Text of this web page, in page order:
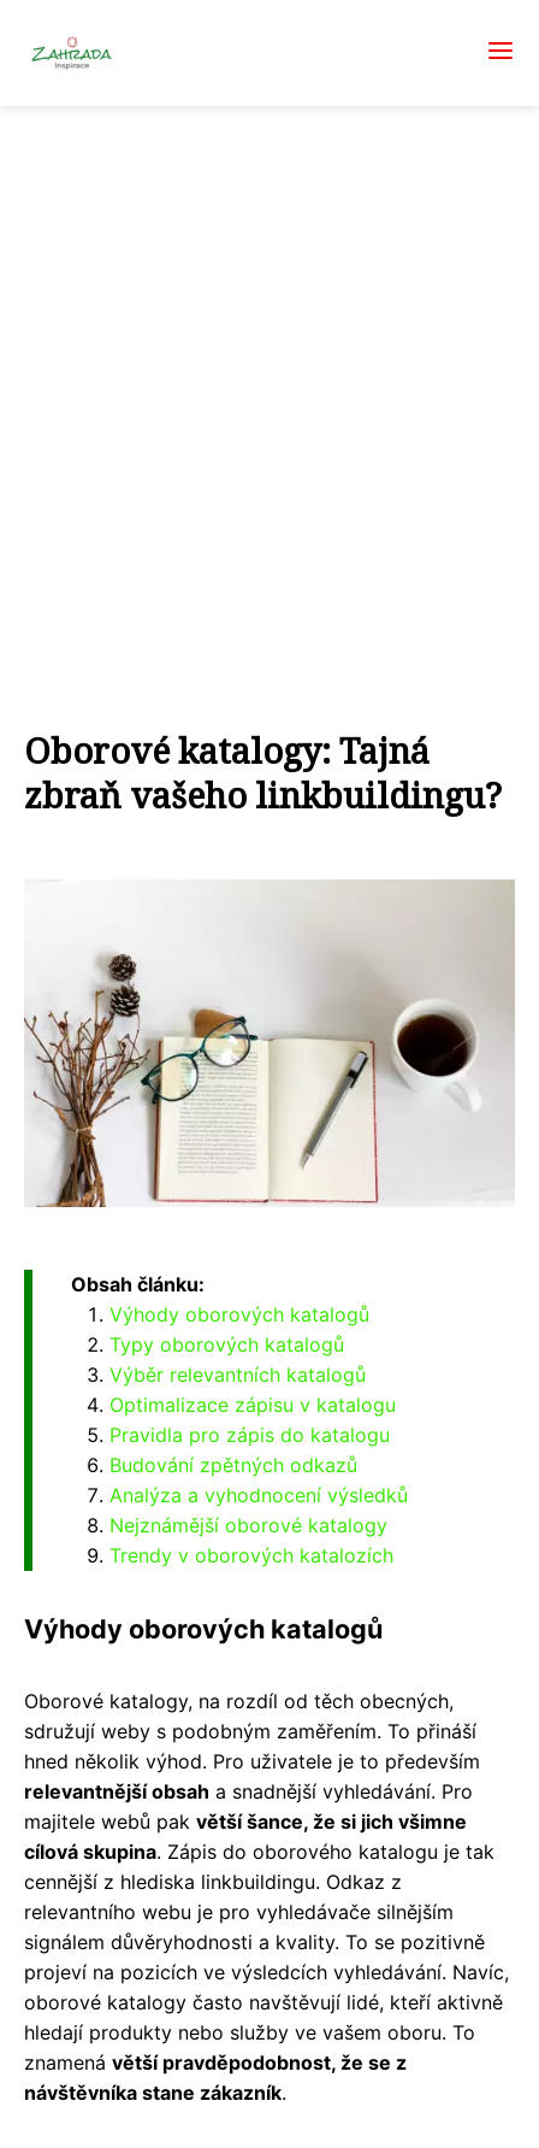
Oborové katalogy: Tajná
zbraň vašeho linkbuildingu?
Obsah článku:
Výhody oborových katalogů
Typy oborových katalogů
Výběr relevantních katalogů
Optimalizace zápisu v katalogu
Pravidla pro zápis do katalogu
Budování zpětných odkazů
Analýza a vyhodnocení výsledků
Nejznámější oborové katalogy
Trendy v oborových katalozích
Výhody oborových katalogů
Oborové katalogy, na rozdíl od těch obecných,
sdružují weby s podobným zaměřením. To přináší
hned několik výhod. Pro uživatele je to především
relevantnější obsah a snadnější vyhledávání. Pro
majitele webů pak větší šance, že si jich všimne
cílová skupina. Zápis do oborového katalogu je tak
cennější z hlediska linkbuildingu. Odkaz z
relevantního webu je pro vyhledávače silnějším
signálem důvěryhodnosti a kvality. To se pozitivně
projeví na pozicích ve výsledcích vyhledávání. Navíc,
oborové katalogy často navštěvují lidé, kteří aktivně
hledají produkty nebo služby ve vašem oboru. To
znamená větší pravděpodobnost, že se z
návštěvníka stane zákazník.